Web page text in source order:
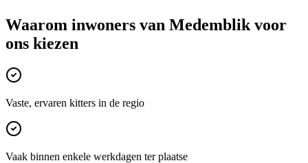
Waarom inwoners van Medemblik voor
ons kiezen
Vaste, ervaren kitters in de regio
Vaak binnen enkele werkdagen ter plaatse